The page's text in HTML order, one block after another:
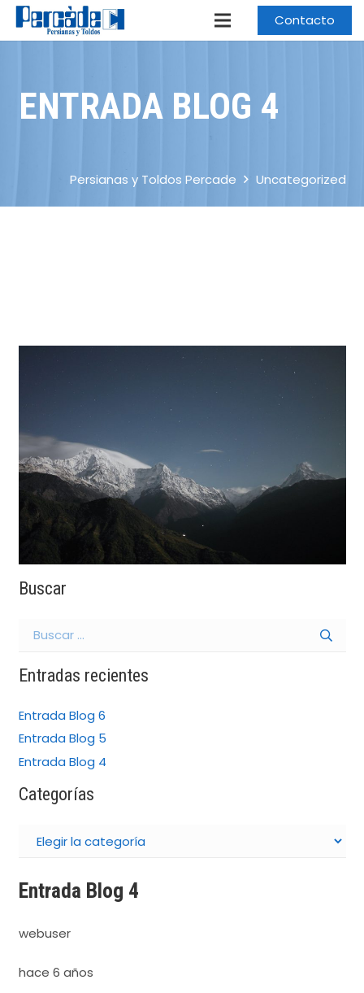
Contacto
ENTRADA BLOG 4
Persianas y Toldos Percade Uncategorized
Buscar
Buscar:
Entradas recientes
Entrada Blog 6
Entrada Blog 5
Entrada Blog 4
Categorías
Categorías
Entrada Blog 4
webuser
hace 6 años